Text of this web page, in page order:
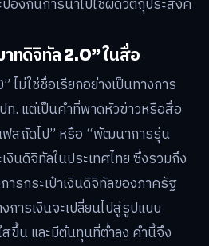
องกันการนำไปใช้ผิดวัตถุประสงค์
าทดิจิทัล 2.0” ในสื่อ
ไม่ใช่ชื่อเรียกอย่างเป็นทางการ
ท. แต่เป็นคำที่พาดหัวข่าวหรือสื่อ
ฟสถัดไป” หรือ “พัฒนาการรุ่น
งินดิจิทัลในประเทศไทย ซึ่งรวมถึง
ารกระเป๋าเงินดิจิทัลของภาครัฐ
การเงินจะเปลี่ยนไปสู่รูปแบบ
ขึ้น และมีต้นทุนที่ต่ำลง คำนี้จึง